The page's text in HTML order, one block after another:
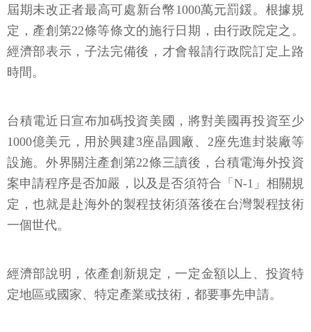
屆期未改正者最高可處新台幣1000萬元罰鍰。根據規
定，產創第22條等條文的施行日期，由行政院定之。
經濟部表示，子法完備後，才會報請行政院訂定上路
時間。
台積電近日宣布加碼投資美國，將對美國再投資至少
1000億美元，用於興建3座晶圓廠、2座先進封裝廠等
設施。外界關注產創第22條三讀後，台積電海外投資
案申請程序是否加嚴，以及是否須符合「N-1」相關規
定，也就是赴海外的製程技術須落後在台灣製程技術
一個世代。
經濟部說明，依產創新規定，一定金額以上、投資特
定地區或國家、特定產業或技術，都要事先申請。